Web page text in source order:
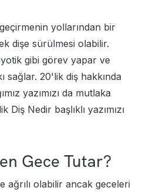
geçirmenin yollarından bir
dişe sürülmesi olabilir.
gibi görev yapar ve
sağlar. 20'lik diş hakkında
yazımızı da mutlaka
Diş Nedir başlıklı yazımızı
Gece Tutar?
ağrılı olabilir ancak geceleri